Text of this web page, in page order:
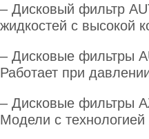
– Дисковый фильтр
жидкостей с высокой
– Дисковые фильтры
Работает при
– Дисковые фильтры
Модели с технологией